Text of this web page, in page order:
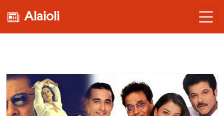
Alaioli